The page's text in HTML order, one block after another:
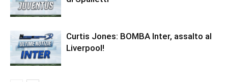
Curtis Jones: BOMBA Inter, assalto al
Liverpool!